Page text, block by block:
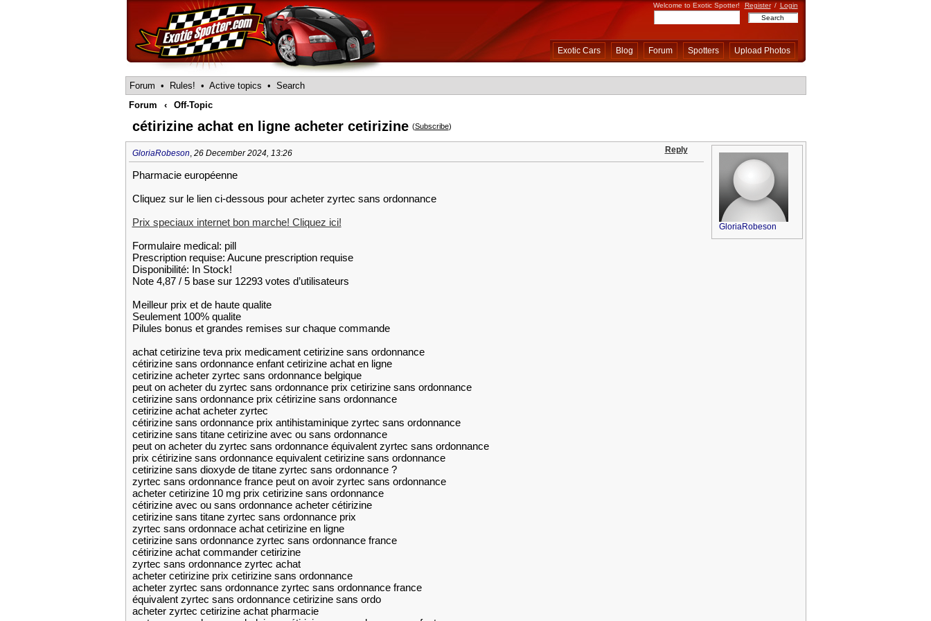
Welcome to Exotic Spotter! Register / Login
Exotic Cars Blog Forum Spotters Upload Photos
Forum • Rules! • Active topics • Search
Forum
‹ Off-Topic
cétirizine achat en ligne acheter cetirizine (Subscribe)
GloriaRobeson, 26 December 2024, 13:26 Reply
Pharmacie européenne
Cliquez sur le lien ci-dessous pour acheter zyrtec sans ordonnance
Prix speciaux internet bon marche! Cliquez ici!
Formulaire medical: pill
Prescription requise: Aucune prescription requise
Disponibilité: In Stock!
Note 4,87 / 5 base sur 12293 votes d’utilisateurs
Meilleur prix et de haute qualite
Seulement 100% qualite
Pilules bonus et grandes remises sur chaque commande
achat cetirizine teva prix medicament cetirizine sans ordonnance
cétirizine sans ordonnance enfant cetirizine achat en ligne
cetirizine acheter zyrtec sans ordonnance belgique
peut on acheter du zyrtec sans ordonnance prix cetirizine sans ordonnance
cetirizine sans ordonnance prix cétirizine sans ordonnance
cetirizine achat acheter zyrtec
cétirizine sans ordonnance prix antihistaminique zyrtec sans ordonnance
cetirizine sans titane cetirizine avec ou sans ordonnance
peut on acheter du zyrtec sans ordonnance équivalent zyrtec sans ordonnance
prix cétirizine sans ordonnance equivalent cetirizine sans ordonnance
cetirizine sans dioxyde de titane zyrtec sans ordonnance ?
zyrtec sans ordonnance france peut on avoir zyrtec sans ordonnance
acheter cetirizine 10 mg prix cetirizine sans ordonnance
cétirizine avec ou sans ordonnance acheter cétirizine
cetirizine sans titane zyrtec sans ordonnance prix
zyrtec sans ordonnace achat cetirizine en ligne
cetirizine sans ordonnance zyrtec sans ordonnance france
cétirizine achat commander cetirizine
zyrtec sans ordonnance zyrtec achat
acheter cetirizine prix cetirizine sans ordonnance
acheter zyrtec sans ordonnance zyrtec sans ordonnance france
équivalent zyrtec sans ordonnance cetirizine sans ordo
acheter zyrtec cetirizine achat pharmacie
GloriaRobeson